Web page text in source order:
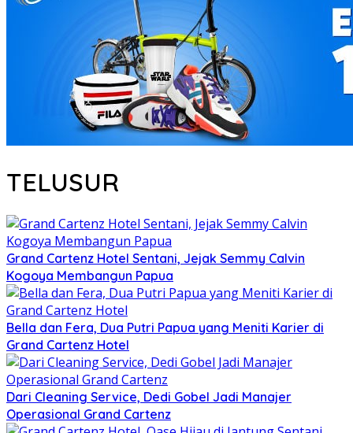
TELUSUR
Grand Cartenz Hotel Sentani, Jejak Semmy Calvin
Kogoya Membangun Papua
Bella dan Fera, Dua Putri Papua yang Meniti Karier di
Grand Cartenz Hotel
Dari Cleaning Service, Dedi Gobel Jadi Manajer
Operasional Grand Cartenz